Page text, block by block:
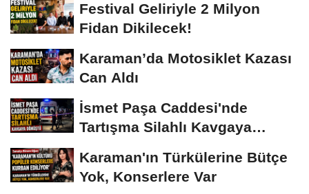
Festival Geliriyle 2 Milyon
Fidan Dikilecek!
Karaman’da Motosiklet Kazası
Can Aldı
İsmet Paşa Caddesi'nde
Tartışma Silahlı Kavgaya
Karaman'ın Türkülerine Bütçe
Yok, Konserlere Var